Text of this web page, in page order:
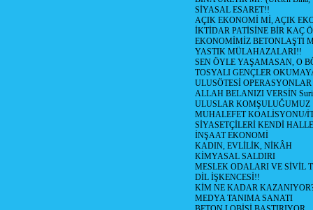
SİYASAL ESARET!!
AÇIK EKONOMİ Mİ, AÇIK
İKTİDAR PATİSİNE BİR KAÇ
EKONOMİMİZ BETONLAŞTI
YASTIK MÜLAHAZALARI!!
SEN ÖYLE YAŞAMASAN, O
TOSYALI GENÇLER
ULUSÖTESİ OPERASYONLAR
ALLAH BELANIZI VERSİN
ULUSLAR KOMŞULUĞUMUZ
MUHALEFET KOALİSYONU/
SİYASETÇİLERİ KENDİ
İNŞAAT EKONOMİ
KADIN, EVLİLİK, NİKÂH
KİMYASAL SALDIRI
MESLEK ODALARI VE SİVİL
DİL İŞKENCESİ!!
KİM NE KADAR
MEDYA TANIMA SANATI